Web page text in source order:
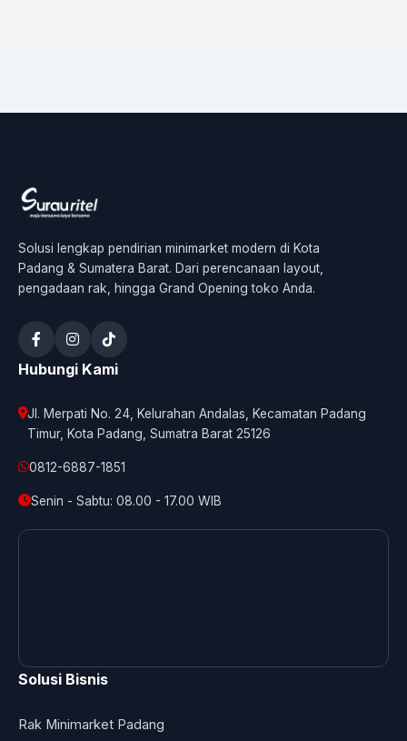
Solusi lengkap pendirian minimarket modern di Kota
Padang & Sumatera Barat. Dari perencanaan layout,
pengadaan rak, hingga Grand Opening toko Anda.
Hubungi Kami
Jl. Merpati No. 24, Kelurahan Andalas, Kecamatan Padang
Timur, Kota Padang, Sumatra Barat 25126
0812-6887-1851
Senin - Sabtu: 08.00 - 17.00 WIB
Solusi Bisnis
Rak Minimarket Padang